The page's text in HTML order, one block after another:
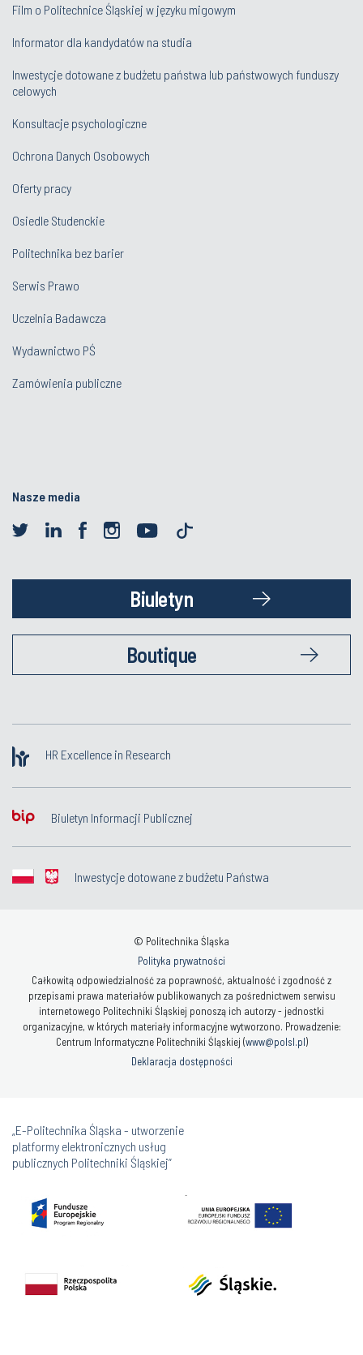
Film o Politechnice Śląskiej w języku migowym
Informator dla kandydatów na studia
Inwestycje dotowane z budżetu państwa lub państwowych funduszy
celowych
Konsultacje psychologiczne
Ochrona Danych Osobowych
Oferty pracy
Osiedle Studenckie
Politechnika bez barier
Serwis Prawo
Uczelnia Badawcza
Wydawnictwo PŚ
Zamówienia publiczne
Nasze media
Biuletyn
Boutique
HR Excellence in Research
Biuletyn Informacji Publicznej
Inwestycje dotowane z budżetu Państwa
© Politechnika Śląska
Polityka prywatności
Całkowitą odpowiedzialność za poprawność, aktualność i zgodność z
przepisami prawa materiałów publikowanych za pośrednictwem serwisu
internetowego Politechniki Śląskiej ponoszą ich autorzy - jednostki
organizacyjne, w których materiały informacyjne wytworzono. Prowadzenie:
Centrum Informatyczne Politechniki Śląskiej (www@polsl.pl)
Deklaracja dostępności
„E-Politechnika Śląska - utworzenie
platformy elektronicznych usług
publicznych Politechniki Śląskiej”